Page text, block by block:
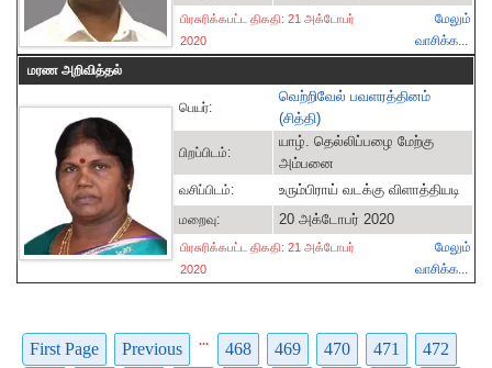
பிரசுரிக்கபட்ட திகதி: 21 அக்டோபர்
2020
மேலும்
வாசிக்க...
மரண அறிவித்தல்
பெயர்:
வெற்றிவேல் பவளரத்தினம்
(சித்தி)
பிறப்பிடம்:
யாழ். தெல்லிப்பழை மேற்கு
அம்பனை
வசிப்பிடம்: உரும்பிராய் வடக்கு விளாத்தியடி
மறைவு: 20 அக்டோபர் 2020
பிரசுரிக்கபட்ட திகதி: 21 அக்டோபர்
2020
மேலும்
வாசிக்க...
First Page Previous ... 468 469 470 471
472